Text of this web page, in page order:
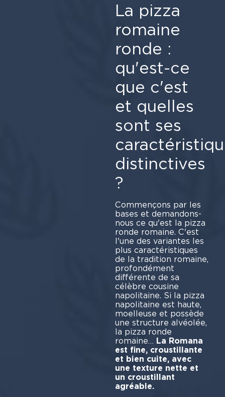
La pizza
romaine
ronde :
qu'est-ce
que c'est
et quelles
sont ses
distinctives
?
Commençons par les
bases et demandons-
nous ce qu'est la pizza
ronde romaine. C'est
l'une des variantes les
plus caractéristiques
de la tradition romaine,
profondément
différente de sa
célèbre cousine
napolitaine. Si la pizza
napolitaine est haute,
moelleuse et possède
une structure alvéolée,
la pizza ronde
romaine… La Romana
est fine, croustillante
et bien cuite, avec
une texture nette et
un croustillant
agréable.